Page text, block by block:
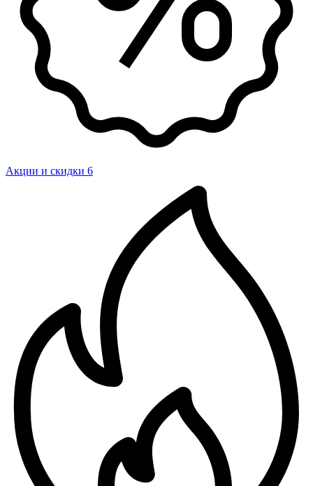
Акции и скидки 6